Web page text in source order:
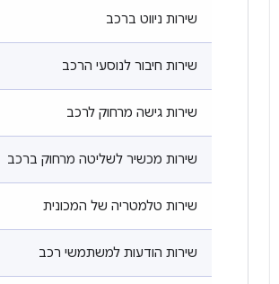
שירות ניווט ברכב
שירות חיבור לנוסעי הרכב
שירות גישה מרחוק לרכב
שירות מכשיר לשליטה מרחוק ברכב
שירות טלמטריה של המכונית
שירות הודעות למשתמשי רכב